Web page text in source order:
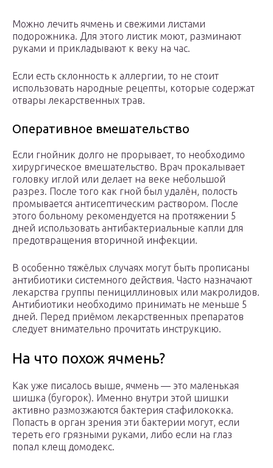
Можно лечить ячмень и свежими листами
подорожника. Для этого листик моют, разминают
руками и прикладывают к веку на час.
Если есть склонность к аллергии, то не стоит
использовать народные рецепты, которые содержат
отвары лекарственных трав.
Оперативное вмешательство
Если гнойник долго не прорывает, то необходимо
хирургическое вмешательство. Врач прокалывает
головку иглой или делает на веке небольшой
разрез. После того как гной был удалён, полость
промывается антисептическим раствором. После
этого больному рекомендуется на протяжении 5
дней использовать антибактериальные капли для
предотвращения вторичной инфекции.
В особенно тяжёлых случаях могут быть прописаны
антибиотики системного действия. Часто назначают
лекарства группы пенициллиновых или макролидов.
Антибиотики необходимо принимать не меньше 5
дней. Перед приёмом лекарственных препаратов
следует внимательно прочитать инструкцию.
На что похож ячмень?
Как уже писалось выше, ячмень — это маленькая
шишка (бугорок). Именно внутри этой шишки
активно размозжаются бактерия стафилококка.
Попасть в орган зрения эти бактерии могут, если
тереть его грязными руками, либо если на глаз
попал клещ домодекс.